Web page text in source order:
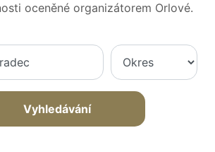
oceněné organizátorem Orlové.
Vyhledávání